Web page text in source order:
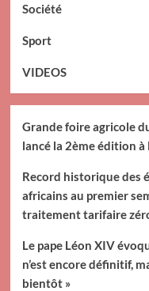
Société
Sport
VIDEOS
Grande foire agricole
lancé la 2ème édition
Record historique des
africains au premier
traitement tarifaire
Le pape Léon XIV
n’est encore définitif,
bientôt »